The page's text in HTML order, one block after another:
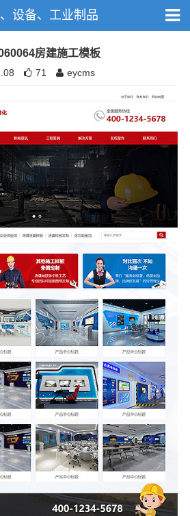
设备、工业制品
房建施工模板
71 eycms